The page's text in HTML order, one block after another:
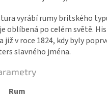
vyrábí rumy britského
oblíbená po celém světě.
již v roce 1824, kdy byly
slavného jména.
Rum